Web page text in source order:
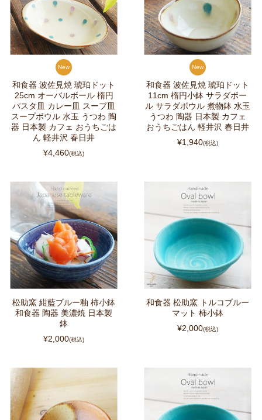
New
和食器 波佐見焼 琥珀ドット
25cm オーバルボール 楕円
パスタ皿 カレー皿 スープ皿
スープボウル 水玉 うつわ 陶
器 日本製 カフェ おうちごは
ん 軽井沢 春日井
¥4,460(税込)
New
和食器 波佐見焼 琥珀ドット
11cm 楕円小鉢 サラダボー
ル サラダボウル 煮物鉢 水玉
うつわ 陶器 日本製 カフェ
おうちごはん 軽井沢 春日井
¥1,940(税込)
松助窯 紺藍ブルー釉 柿小鉢
和食器 陶器 美濃焼 日本製
鉢
¥2,000(税込)
和食器 松助窯 トルコブルー
マット 柿小鉢
¥2,000(税込)